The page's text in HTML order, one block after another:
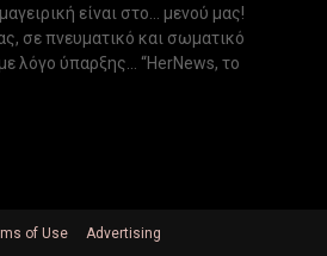
είναι στο... μενού μας!
σε πνευματικό και σωματικό
λόγο ύπαρξης... “HerNews, το
of Use Advertising